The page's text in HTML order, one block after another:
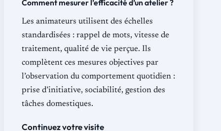
Comment mesurer l’efficacité d’un atelier ?
Les animateurs utilisent des échelles
standardisées : rappel de mots, vitesse de
traitement, qualité de vie perçue. Ils
complètent ces mesures objectives par
l’observation du comportement quotidien :
prise d’initiative, sociabilité, gestion des
tâches domestiques.
Continuez votre visite